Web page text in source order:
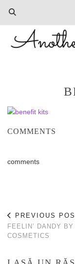
COMMENTS
comments
PREVIOUS
FEELIN’ DANDY
COSMETICS